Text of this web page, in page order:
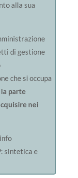
alla sua
di gestione
che si occupa
parte
nei
sintetica e